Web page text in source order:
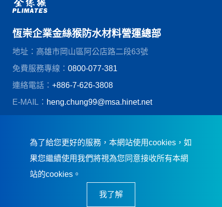
恆崇企業金絲猴防水材料營運總部
地址：高雄市岡山區阿公店路二段63號
免費服務專線： 0800-077-381
連絡電話： +886-7-626-3808
E-MAIL： heng.chung99@msa.hinet.net
恆崇企業．誠信踏實．卓越品質．及
為了給您更好的服務，本網站使用cookies，如
果您繼續使用我們將視為您同意接收所有本網
站的cookies。
我了解